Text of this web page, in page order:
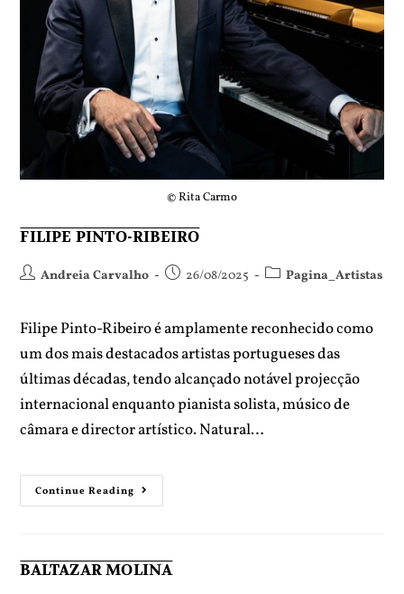
© Rita Carmo
FILIPE PINTO-RIBEIRO
Andreia Carvalho 26/08/2025 Pagina_Artistas
Filipe Pinto-Ribeiro é amplamente reconhecido como
um dos mais destacados artistas portugueses das
últimas décadas, tendo alcançado notável projecção
internacional enquanto pianista solista, músico de
câmara e director artístico. Natural…
Continue Reading
BALTAZAR MOLINA